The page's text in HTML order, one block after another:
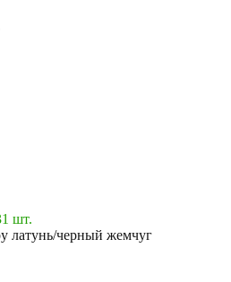
шт.
латунь/черный жемчуг